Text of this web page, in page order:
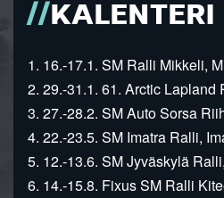
1. 16.-17.1. SM Ralli Mikkeli,
2. 29.-31.1. 61. Arctic Lapland
3. 27.-28.2. SM Auto Sorsa
4. 22.-23.5. SM Imatra Ralli,
5. 12.-13.6. SM Jyväskylä
6. 14.-15.8. Fixus SM Ralli